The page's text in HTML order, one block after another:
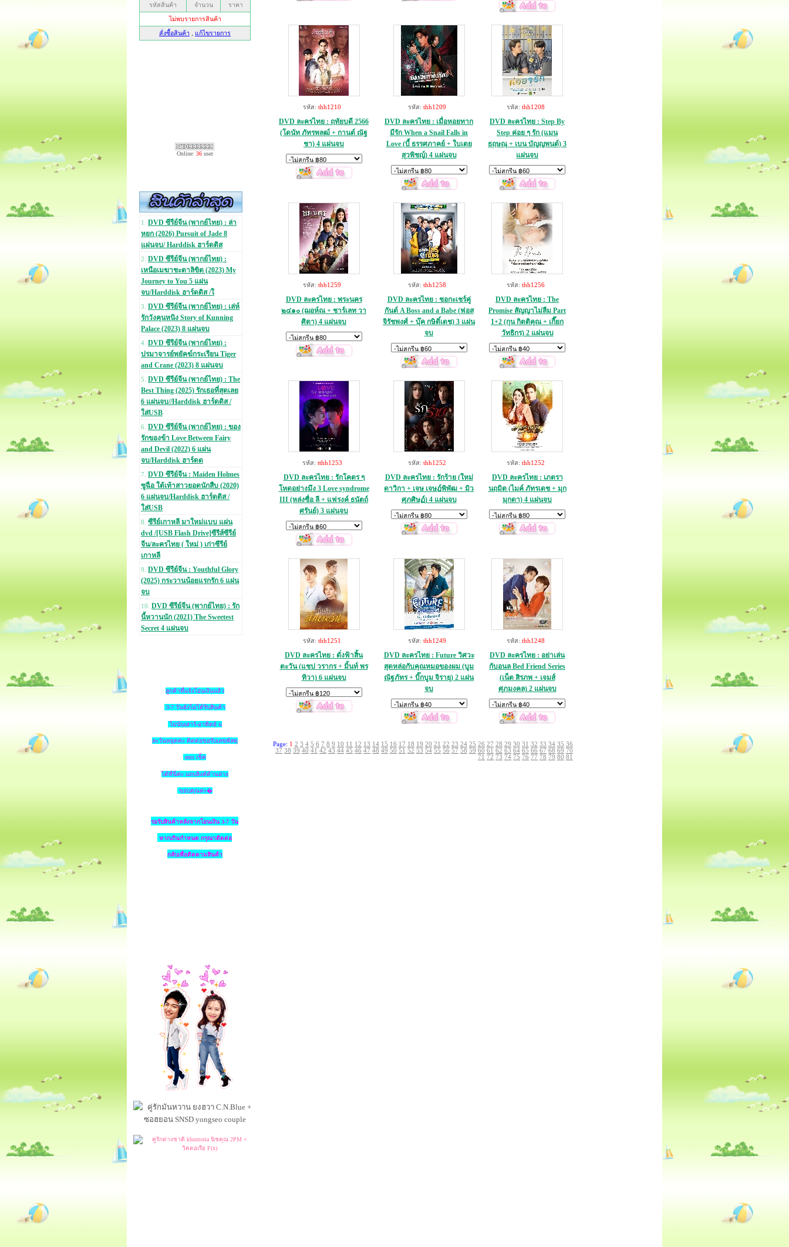
Online: 36user
1. DVD ซีรีย์จีน (พากย์ไทย) : ล่า
หยก (2026) Pursuit of Jade 8
แผ่นจบ/ Harddisk ฮาร์ดดิส
2. DVD ซีรีย์จีน (พากย์ไทย) :
เหนือเมฆาชะตาลิขิต (2023) My
Journey to You 5 แผ่น
จบ/Harddisk ฮาร์ดดิส /ใ
3. DVD ซีรีย์จีน (พากย์ไทย) : เล่ห์
รักวังคุนหนิง Story of Kunning
Palace (2023) 8 แผ่นจบ
4. DVD ซีรีย์จีน (พากย์ไทย) :
ปรมาจารย์พยัคฆ์กระเรียน Tiger
and Crane (2023) 8 แผ่นจบ
5. DVD ซีรีย์จีน (พากย์ไทย) : The
Best Thing (2025) รักเธอที่สุดเลย
6 แผ่นจบ//Harddisk ฮาร์ดดิส /
ใส่USB
6. DVD ซีรีย์จีน (พากย์ไทย) : ของ
รักของข้า Love Between Fairy
and Devil (2022) 6 แผ่น
จบ/Harddisk ฮาร์ดด
7. DVD ซีรีย์จีน : Maiden Holmes
ซูฉือ ใต้เท้าสาวยอดนักสืบ (2020)
6 แผ่นจบ/Harddisk ฮาร์ดดิส /
ใส่USB
8. ซีรีย์เกาหลี มาใหม่แบบ แผ่น
dvd /[USB Flash Drive]ซีรีส์ซีรีย์
จีน/ละครไทย ( ใหม่ ) เก่าซีรีย์
เกาหลี
9. DVD ซีรีย์จีน : Youthful Glory
(2025) กระวานน้อยแรกรัก 6 แผ่น
จบ
10. DVD ซีรีย์จีน (พากย์ไทย) : รัก
นี้หวานนัก (2021) The Sweetest
Secret 4 แผ่นจบ
ลูกค้าที่แจ้งโอนเงินแล้ว
3-7 วันยังไม่ได้รับสินค้า
ไม่นับเสาร์-อาทิตย์ แ
ละวันหยุดค่ะ ติดต่อขอรับเลขพัสดุ
ems เช็ค
ได้ที่นี่ค่ะ แถบลิงค์ด้านล่าง
ขอบคุณค่ะ�
รอรับสินค้าหลังจากโอนเงิน 3-7 วัน
หากเกินกำหนด กรุณาติดต่อ
กลับเพื่อติดตามสินค้า
รหัส: thh1210
DVD ละครไทย : ฤทัยบดี 2566
(โดนัท ภัทรพลฒ์ + กานต์ ณัฐ
ชา) 4 แผ่นจบ
รหัส: thh1209
DVD ละครไทย : เมื่อหอยทาก
มีรัก When a Snail Falls in
Love (บี้ ธรรศภาคย์ + ใบเตย
สุวพิชญ์) 4 แผ่นจบ
รหัส: thh1208
DVD ละครไทย : Step By
Step ค่อย ๆ รัก (แมน
ธฤษณุ + เบน บัญญพนต์) 3
แผ่นจบ
รหัส: thh1259
DVD ละครไทย : พระนคร
๒๔๑๐ (ฌอห์ณ + ชาร์เลท วา
ศิตา) 4 แผ่นจบ
รหัส: thh1258
DVD ละครไทย : ชอกะเชร์คู่
กันต์ A Boss and a Babe (ฟอส
จิรัชพงศ์ + บุ๊ค กษิดิ์เดช) 3 แผ่น
จบ
รหัส: thh1256
DVD ละครไทย : The
Promise สัญญาไม่ลืม Part
1+2 (กุน กิตติคุณ + เกี๊ยก
วัทธิกร) 2 แผ่นจบ
รหัส: tthh1253
DVD ละครไทย : รักโคตร ๆ
โหดอย่างมึง 3 Love syndrome
III (หล่งซื่อ ลี + แฟรงค์ ธนัตถ์
ศรันย์) 3 แผ่นจบ
รหัส: thh1252
DVD ละครไทย : รักร้าย (ใหม่
ดาวิกา + เจษ เจษฎ์พิพัฒ + มิว
ศุภศิษฏ์) 4 แผ่นจบ
รหัส: thh1252
DVD ละครไทย : เภตรา
นฤมิต (ไมค์ ภัทรเดช + มุก
มุกดา) 4 แผ่นจบ
รหัส: thh1251
DVD ละครไทย : ดั่งฟ้าสิ้น
ตะวัน (แชป วรากร + มิ้นท์ พร
ทิวา) 6 แผ่นจบ
รหัส: thh1249
DVD ละครไทย : Future วิศวะ
สุดหล่อกับคุณหมอของผม (บูม
ณัฐภัทร + บิ๊กบูม จิรายุ) 2 แผ่น
จบ
รหัส: thh1248
DVD ละครไทย : อย่าเล่น
กับอนล Bed Friend Series
(เน็ต สิรภพ + เจมส์
ศุภมงคล) 2 แผ่นจบ
Page: 1 2 3 4 5 6 7 8 9 10 11 12 13 14 15 16 17 18 19 20 21 22 23 24 25 26 27 28 29 30 31 32 33 34 35 36
37 38 39 40 41 42 43 44 45 46 47 48 49 50 51 52 53 54 55 56 57 58 59 60 61 62 63 64 65 66 67 68 69 70
71 72 73 74 75 76 77 78 79 80 81